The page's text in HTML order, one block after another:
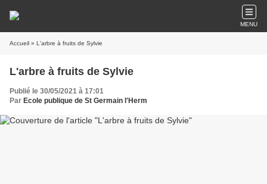
MENU
Accueil » L'arbre à fruits de Sylvie
L'arbre à fruits de Sylvie
Publié le 30/05/2021 à 17:01
Par Ecole publique de St Germain l'Herm